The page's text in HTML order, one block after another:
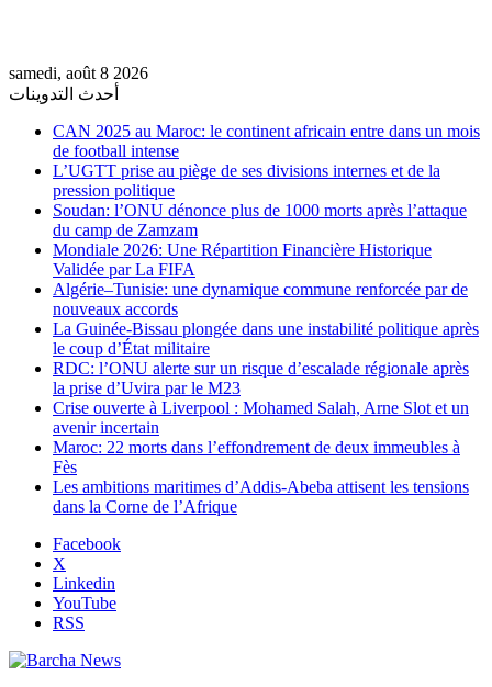
samedi, août 8 2026
أحدث التدوينات
CAN 2025 au Maroc: le continent africain entre dans un mois
de football intense
L’UGTT prise au piège de ses divisions internes et de la
pression politique
Soudan: l’ONU dénonce plus de 1000 morts après l’attaque
du camp de Zamzam
Mondiale 2026: Une Répartition Financière Historique
Validée par La FIFA
Algérie–Tunisie: une dynamique commune renforcée par de
nouveaux accords
La Guinée-Bissau plongée dans une instabilité politique après
le coup d’État militaire
RDC: l’ONU alerte sur un risque d’escalade régionale après
la prise d’Uvira par le M23
Crise ouverte à Liverpool : Mohamed Salah, Arne Slot et un
avenir incertain
Maroc: 22 morts dans l’effondrement de deux immeubles à
Fès
Les ambitions maritimes d’Addis-Abeba attisent les tensions
dans la Corne de l’Afrique
Facebook
X
Linkedin
YouTube
RSS